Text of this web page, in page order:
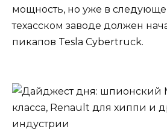
мощность, но уже в
техасском заводе должен
пикапов Tesla Cybertruck.